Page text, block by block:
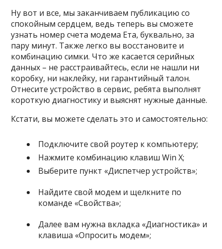
Ну вот и все, мы заканчиваем публикацию со
спокойным сердцем, ведь теперь вы сможете
узнать номер счета модема Ета, буквально, за
пару минут. Также легко вы восстановите и
комбинацию симки. Что же касается серийных
данных – не расстраивайтесь, если не нашли ни
коробку, ни наклейку, ни гарантийный талон.
Отнесите устройство в сервис, ребята выполнят
короткую диагностику и выяснят нужные данные.
Кстати, вы можете сделать это и самостоятельно:
Подключите свой роутер к компьютеру;
Нажмите комбинацию клавиш Win X;
Выберите пункт «Диспетчер устройств»;
Найдите свой модем и щелкните по
команде «Свойства»;
Далее вам нужна вкладка «Диагностика» и
клавиша «Опросить модем»;